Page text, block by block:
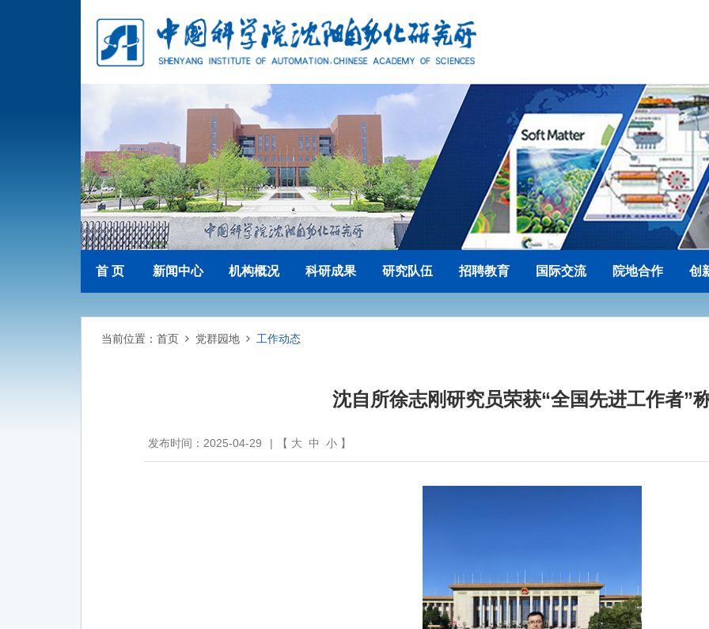
首 页 新闻中心 机构概况 科研成果 研究队伍 招聘教育 国际交流 院地合作 创
当前位置： 首页 党群园地 工作动态
沈自所徐志刚研究员荣获“全国先进工作者”
发布时间：2025-04-29 | 【 大 中 小 】